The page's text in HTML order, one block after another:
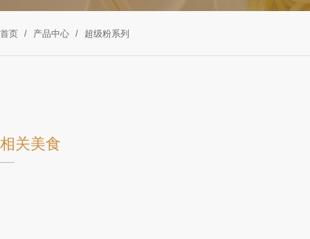
首页 / 产品中心 / 超级粉系列
相关美食